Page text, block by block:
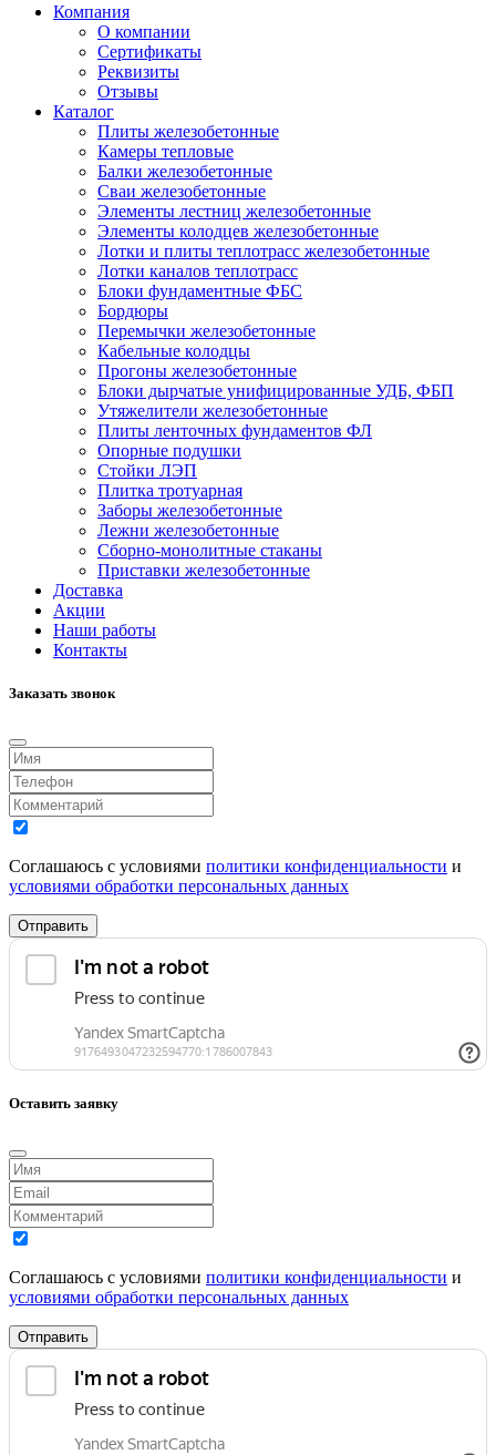
Компания
О компании
Сертификаты
Реквизиты
Отзывы
Каталог
Плиты железобетонные
Камеры тепловые
Балки железобетонные
Сваи железобетонные
Элементы лестниц железобетонные
Элементы колодцев железобетонные
Лотки и плиты теплотрасс железобетонные
Лотки каналов теплотрасс
Блоки фундаментные ФБС
Бордюры
Перемычки железобетонные
Кабельные колодцы
Прогоны железобетонные
Блоки дырчатые унифицированные УДБ, ФБП
Утяжелители железобетонные
Плиты ленточных фундаментов ФЛ
Опорные подушки
Стойки ЛЭП
Плитка тротуарная
Заборы железобетонные
Лежни железобетонные
Сборно-монолитные стаканы
Приставки железобетонные
Доставка
Акции
Наши работы
Контакты
Заказать звонок
Соглашаюсь с условиями политики конфиденциальности и
условиями обработки персональных данных
Отправить
Оставить заявку
Соглашаюсь с условиями политики конфиденциальности и
условиями обработки персональных данных
Отправить